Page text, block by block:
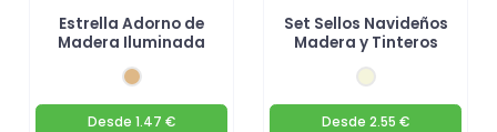
Estrella Adorno de
Madera Iluminada
Desde 1.47 €
Set Sellos Navideños
Madera y Tinteros
Desde 2.55 €